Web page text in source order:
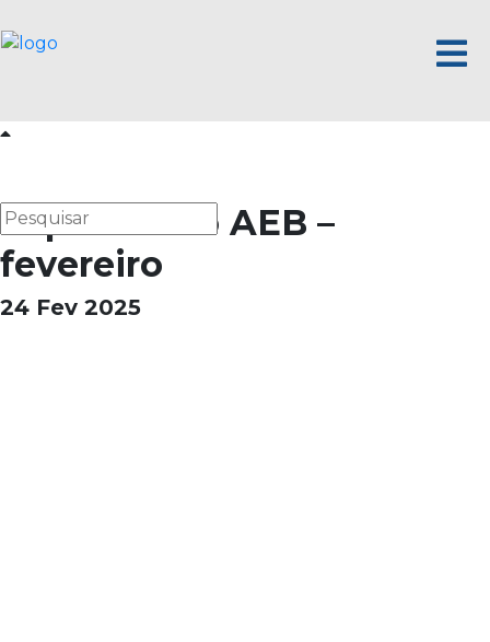
Suplemento AEB –
fevereiro
24 Fev 2025